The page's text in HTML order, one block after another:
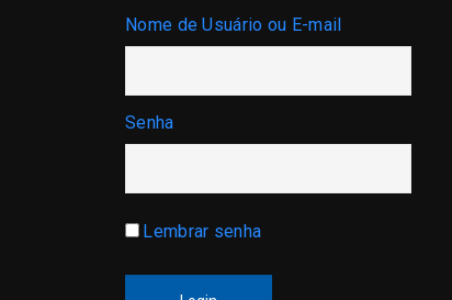
Nome de Usuário ou E-mail
Senha
Lembrar senha